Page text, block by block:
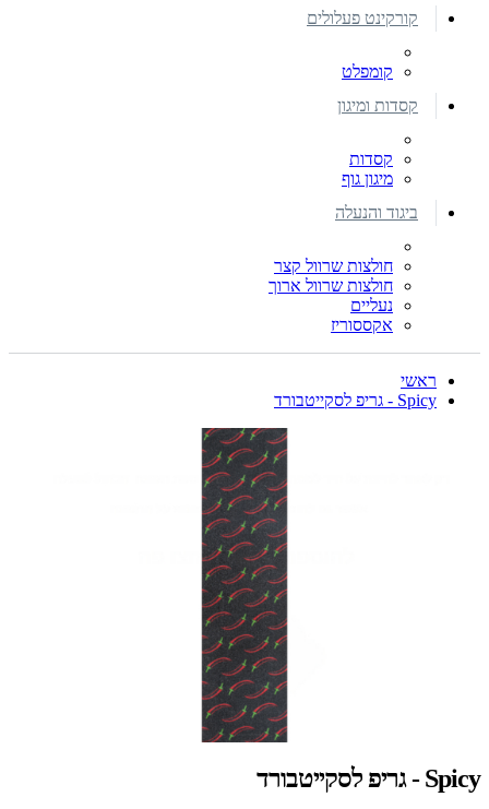
קורקינט פעלולים
קומפלט
קסדות ומיגון
קסדות
מיגון גוף
ביגוד והנעלה
חולצות שרוול קצר
חולצות שרוול ארוך
נעליים
אקססוריז
ראשי
Spicy - גריפ לסקייטבורד
Spicy - גריפ לסקייטבורד